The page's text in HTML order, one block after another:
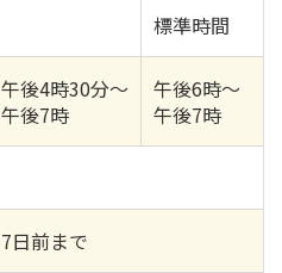
標準時間
午後4時30分～
午後7時
午後6時～
午後7時
7日前まで